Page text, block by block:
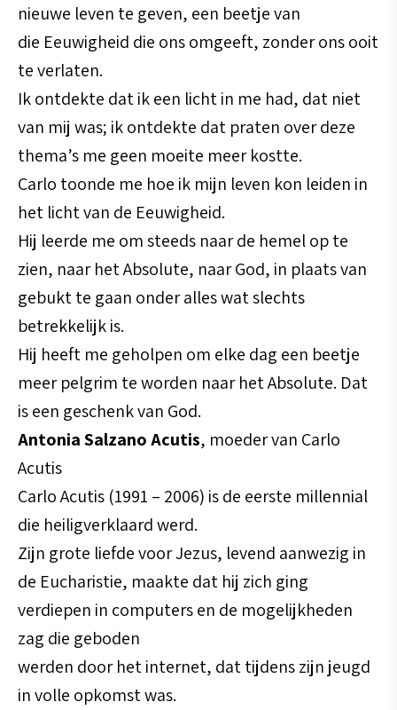
nieuwe leven te geven, een beetje van
die Eeuwigheid die ons omgeeft, zonder ons ooit
te verlaten.
Ik ontdekte dat ik een licht in me had, dat niet
van mij was; ik ontdekte dat praten over deze
thema’s me geen moeite meer kostte.
Carlo toonde me hoe ik mijn leven kon leiden in
het licht van de Eeuwigheid.
Hij leerde me om steeds naar de hemel op te
zien, naar het Absolute, naar God, in plaats van
gebukt te gaan onder alles wat slechts
betrekkelijk is.
Hij heeft me geholpen om elke dag een beetje
meer pelgrim te worden naar het Absolute. Dat
is een geschenk van God.
Antonia Salzano Acutis, moeder van Carlo
Acutis
Carlo Acutis (1991 – 2006) is de eerste millennial
die heiligverklaard werd.
Zijn grote liefde voor Jezus, levend aanwezig in
de Eucharistie, maakte dat hij zich ging
verdiepen in computers en de mogelijkheden
zag die geboden
werden door het internet, dat tijdens zijn jeugd
in volle opkomst was.